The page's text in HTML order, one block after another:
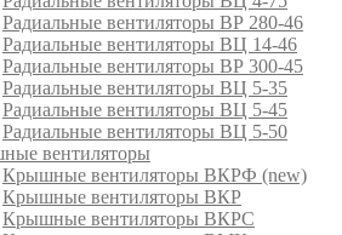
Радиальные вентиляторы ВР 280-46
Радиальные вентиляторы ВЦ 14-46
Радиальные вентиляторы ВР 300-45
Радиальные вентиляторы ВЦ 5-35
Радиальные вентиляторы ВЦ 5-45
Радиальные вентиляторы ВЦ 5-50
вентиляторы
Крышные вентиляторы ВКРФ (new)
Крышные вентиляторы ВКР
Крышные вентиляторы ВКРС